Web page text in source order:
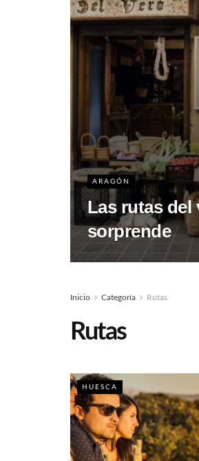
ARAGÓN
Las rutas del
sorprende
Inicio Categoría Rutas
Rutas
HUESCA